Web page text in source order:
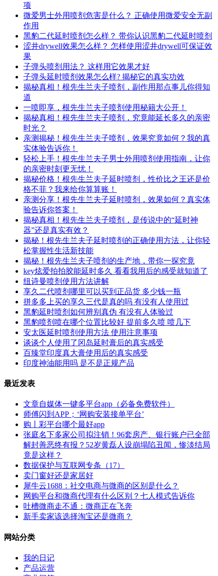
项
微爱男士外用喷剂危害是什么？ 正确使用微爱安全无副
作用
黑豹二代延时喷剂怎么样？ 带你认识黑豹二代延时喷剂
涩井drywell效果怎么样？ 怎样使用涩井drywell可保证效
果
子弹头喷剂用法？ 这样用它效果才好
子弹头延时喷剂效果怎么样? 揭秘它的真实功效
揭秘真相！根先生兰夫子喷剂，副作用那点事儿你得知
道
一喷即享，根先生兰夫子喷剂使用秘籍大公开！
揭秘真相！根先生兰夫子喷剂，究竟能延长多久的亲密
时光？
亲测揭秘！根先生兰夫子喷剂，效果究竟如何？我的真
实体验告诉你！
轻松上手！根先生兰夫子男士外用喷剂使用指南，让你
的亲密时刻更无忧！
揭秘价格！根先生兰夫子延时喷剂，性价比之王还是价
格不菲？我来给你算算账！
亲测分享！根先生兰夫子延时喷剂，效果如何？真实体
验告诉你答案！
揭秘真相！根先生兰夫子喷剂，是传说中的“延时神
器”还是真实有效？
揭秘！根先生兰夫子延时喷剂的正确使用方法，让你轻
松掌握性生活新技能
揭秘！根先生兰夫子喷剂的生产地，带你一探究竟
key炫爱拍拍胶能延时多久 看看我用后的感受就知道了
纽诗曼喷剂使用方法讲解
享久二代喷剂哪里可以买到正品货 多少钱一瓶
拼多多上买的享久三代是真的吗 有没有人使用过
黑豹延时喷剂如何辨别真伪 有没有人体验过
黑豹喷剂喷在哪个位置比较好 提前多久喷 喷几下
安太医延时喷剂使用方法 使用注意事项
谈谈个人使用了冈岛延时膏后的真实感受
百臻堂印度真大膏使用后的真实感受
印度神油能用吗 是不是正规产品
最近发表
文章自媒体一键多平台app（必备免费软件）
师傅闪到APP；‘网购安装接单平台’
购丨彩平台哪个最好app
张庭名下多家公司拟注销！96套房产、银行账户已全部
解封善恶终有报？52岁黄磊人设崩塌陷丑闻，惨淡结局
竟是这样？
数据保护与互联网专条（17）
卖门窗好还是家居好
犀牛云1688：社交电商与微商的区别是什么？
网购平台和微商代理有什么区别？七人模式告诉你
吐槽微商走不通：微商正在飞奔
新手卖家该选择淘宝还是微商？
网站分类
我的日记
产品运营